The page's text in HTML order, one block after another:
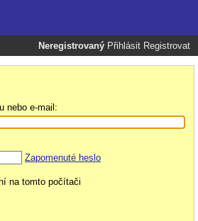
Neregistrovaný Přihlásit Registrovat
nebo e-mail:
Zapomenuté heslo
na tomto počítači